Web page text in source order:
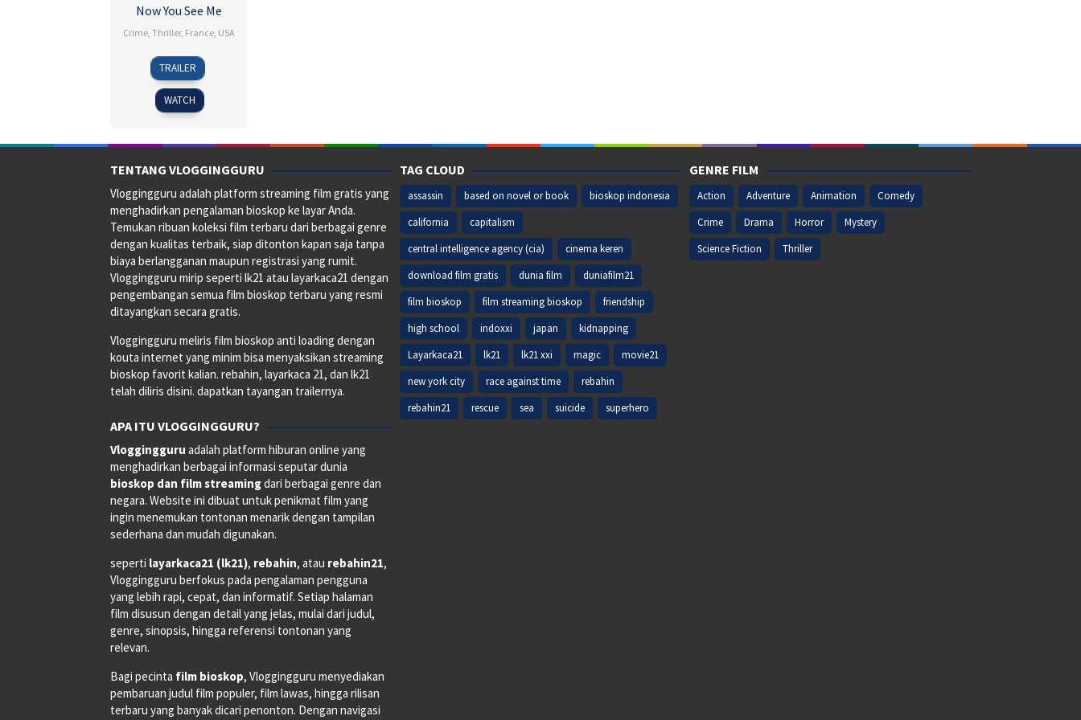
Now You See Me
Crime, Thriller, France, USA
29
May
2013
Louis
Leterrier
TRAILER
WATCH
TENTANG VLOGGINGGURU
Vloggingguru adalah platform streaming film gratis yang
menghadirkan pengalaman bioskop ke layar Anda.
Temukan ribuan koleksi film terbaru dari berbagai genre
dengan kualitas terbaik, siap ditonton kapan saja tanpa
biaya berlangganan maupun registrasi yang rumit.
Vloggingguru mirip seperti lk21 atau layarkaca21 dengan
pengembangan semua film bioskop terbaru yang resmi
ditayangkan secara gratis.
Vloggingguru meliris film bioskop anti loading dengan
kouta internet yang minim bisa menyaksikan streaming
bioskop favorit kalian. rebahin, layarkaca 21, dan lk21
telah diliris disini. dapatkan tayangan trailernya.
APA ITU VLOGGINGGURU?
Vloggingguru adalah platform hiburan online yang
menghadirkan berbagai informasi seputar dunia
bioskop dan film streamingdari berbagai genre dan
negara. Website ini dibuat untuk penikmat film yang
ingin menemukan tontonan menarik dengan tampilan
sederhana dan mudah digunakan.
seperti layarkaca21 (lk21), rebahin, atau rebahin21,
Vloggingguru berfokus pada pengalaman pengguna
yang lebih rapi, cepat, dan informatif. Setiap halaman
film disusun dengan detail yang jelas, mulai dari judul,
genre, sinopsis, hingga referensi tontonan yang
relevan.
Bagi pecinta film bioskop, Vloggingguru menyediakan
pembaruan judul film populer, film lawas, hingga rilisan
terbaru yang banyak dicari penonton. Dengan navigasi
TAG CLOUD
assassin based on novel or book
bioskop indonesia
california
capitalism
central intelligence agency (cia)
cinema keren
download film gratis
dunia film
duniafilm21
film bioskop
film streaming bioskop
friendship
high school
indoxxi japan
kidnapping
Layarkaca21
lk21 lk21 xxi magic
movie21
new york city
race against time
rebahin
rebahin21
rescue sea suicide superhero
GENRE FILM
Action Adventure Animation
Comedy
Crime
Drama Horror
Mystery
Science Fiction
Thriller